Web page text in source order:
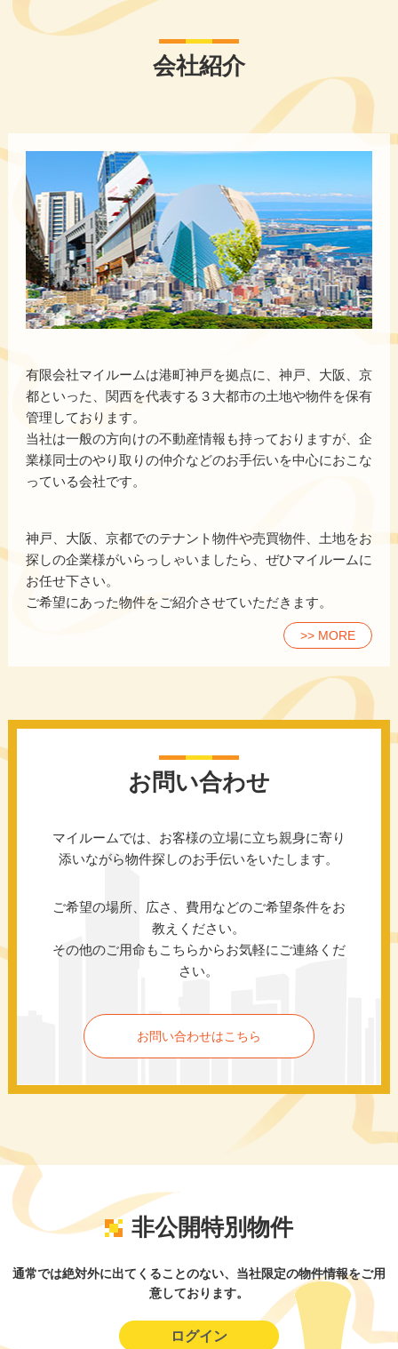
会社紹介
有限会社マイルームは港町神戸を拠点に、神戸、大阪、京
都といった、関西を代表する３大都市の土地や物件を保有
管理しております。
当社は一般の方向けの不動産情報も持っておりますが、企
業様同士のやり取りの仲介などのお手伝いを中心におこな
っている会社です。
神戸、大阪、京都でのテナント物件や売買物件、土地をお
探しの企業様がいらっしゃいましたら、ぜひマイルームに
お任せ下さい。
ご希望にあった物件をご紹介させていただきます。
>> MORE
お問い合わせ
マイルームでは、お客様の立場に立ち親身に寄り
添いながら物件探しのお手伝いをいたします。
ご希望の場所、広さ、費用などのご希望条件をお
教えください。
その他のご用命もこちらからお気軽にご連絡くだ
さい。
お問い合わせはこちら
非公開特別物件
通常では絶対外に出てくることのない、当社限定の物件情報をご用
意しております。
ログイン